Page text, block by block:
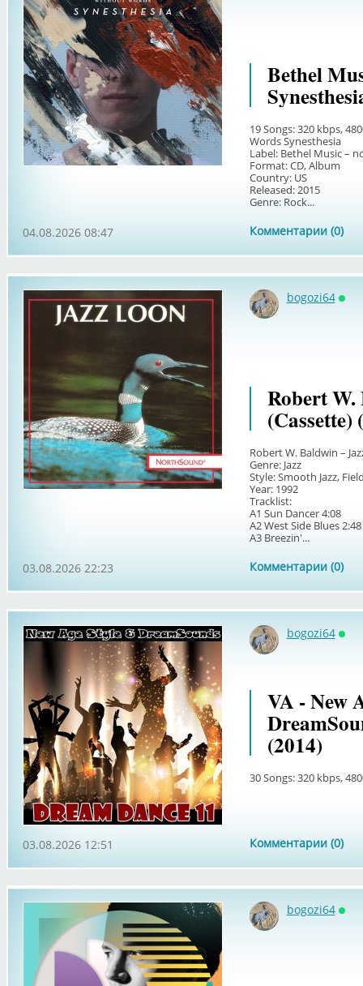
Bethel
19 Songs: 320 kbps,
Words Synesthesia
Label: Bethel Music –
Format: CD, Album
Country: US
Released: 2015
Genre: Rock...
Комментарии (0)
04.08.2026 08:47
bogozi64
Robert
(Cassette)
Robert W. Baldwin –
Genre: Jazz
Style: Smooth Jazz,
Year: 1992
Tracklist:
A1 Sun Dancer 4:08
A2 West Side Blues 2:48
A3 Breezin'...
Комментарии (0)
03.08.2026 22:23
bogozi64
VA - New
(2014)
30 Songs: 320 kbps,
Комментарии (0)
03.08.2026 12:51
bogozi64